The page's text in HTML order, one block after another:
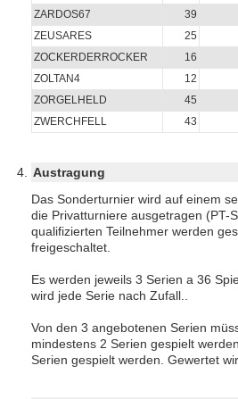
ZARDOS67
39
ZEUSARES
25
ZOCKERDERROCKER
16
ZOLTAN4
12
ZORGELHELD
45
ZWERCHFELL
43
Austragung
Das Sonderturnier wird auf einem
die Privatturniere ausgetragen (PT-
qualifizierten Teilnehmer werden
freigeschaltet.
Es werden jeweils 3 Serien a 36
wird jede Serie nach Zufall..
Von den 3 angebotenen Serien
mindestens 2 Serien gespielt
Serien gespielt werden. Gewertet